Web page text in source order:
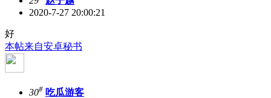
2020-7-27 20:00:21
好
本帖来自安卓秘书
30# 吃瓜游客